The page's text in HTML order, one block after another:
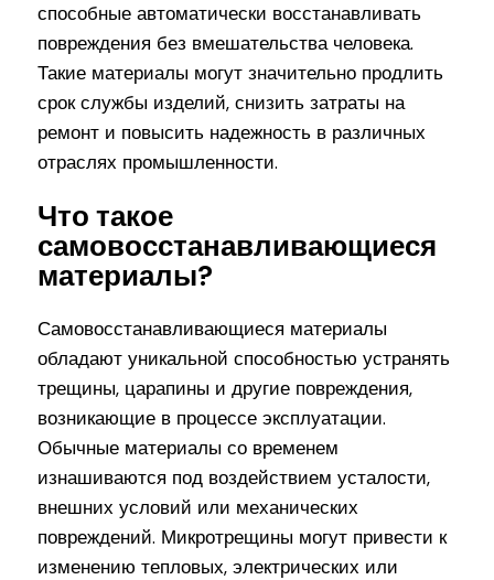
способные автоматически восстанавливать
повреждения без вмешательства человека.
Такие материалы могут значительно продлить
срок службы изделий, снизить затраты на
ремонт и повысить надежность в различных
отраслях промышленности.
Что такое
самовосстанавливающиеся
материалы?
Самовосстанавливающиеся материалы
обладают уникальной способностью устранять
трещины, царапины и другие повреждения,
возникающие в процессе эксплуатации.
Обычные материалы со временем
изнашиваются под воздействием усталости,
внешних условий или механических
повреждений. Микротрещины могут привести к
изменению тепловых, электрических или